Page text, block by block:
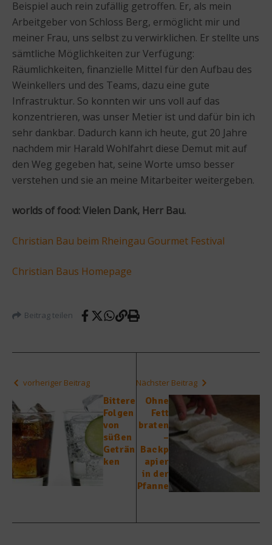
Beispiel auch rein zufällig getroffen. Er, als mein
Arbeitgeber von Schloss Berg, ermöglicht mir und
meiner Frau, uns selbst zu verwirklichen. Er stellte uns
sämtliche Möglichkeiten zur Verfügung:
Räumlichkeiten, finanzielle Mittel für den Aufbau des
Weinkellers und des Teams, dazu eine gute
Infrastruktur. So konnten wir uns voll auf das
konzentrieren, was unser Metier ist und dafür bin ich
sehr dankbar. Dadurch kann ich heute, gut 20 Jahre
nachdem mir Harald Wohlfahrt diese Demut mit auf
den Weg gegeben hat, seine Worte umso besser
verstehen und sie an meine Mitarbeiter weitergeben.
worlds of food: Vielen Dank, Herr Bau.
Christian Bau beim Rheingau Gourmet Festival
Christian Baus Homepage
Beitrag teilen
vorheriger Beitrag
Bittere
Folgen
von
süßen
Geträn
ken
Nächster Beitrag
Ohne
Fett
braten
–
Backp
apier
in der
Pfanne